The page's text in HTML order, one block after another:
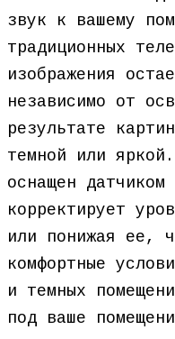
звук к вашему
традиционных
изображения
независимо от
результате
темной или
оснащен
корректирует
или понижая ее,
комфортные
и темных
под ваше